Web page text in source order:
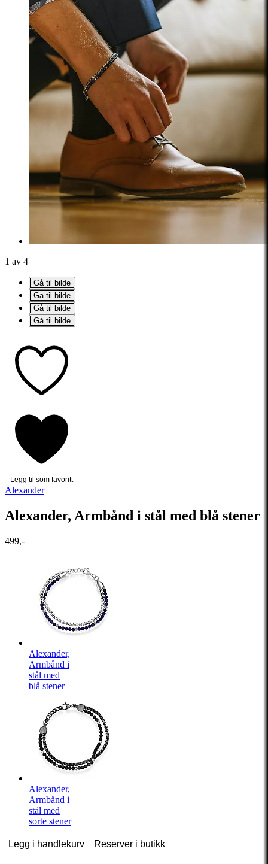
1 av 4
Gå til bilde
Gå til bilde
Gå til bilde
Gå til bilde
Legg til som favoritt
Alexander
Alexander, Armbånd i stål med blå stener
499,-
Alexander,
Armbånd i
stål med
blå stener
Alexander,
Armbånd i
stål med
sorte stener
Legg i handlekurv Reserver i butikk